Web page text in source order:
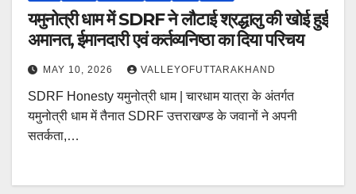
यमुनोत्री धाम में SDRF ने लौटाई श्रद्धालु की खोई हुई
अमानत, ईमानदारी एवं कर्तव्यनिष्ठा का दिया परिचय
MAY 10, 2026 VALLEYOFUTTARAKHAND
SDRF Honesty यमुनोत्री धाम | चारधाम यात्रा के अंतर्गत
यमुनोत्री धाम में तैनात SDRF उत्तराखण्ड के जवानों ने अपनी
सतर्कता,…